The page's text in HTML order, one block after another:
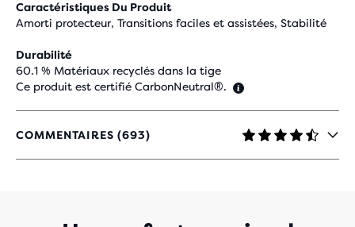
Caractéristiques Du Produit
Amorti protecteur, Transitions faciles et assistées, Stabilité
Durabilité
60.1 % Matériaux recyclés dans la tige
Ce produit est certifié CarbonNeutral®.
COMMENTAIRES (693)
4.5
SUR